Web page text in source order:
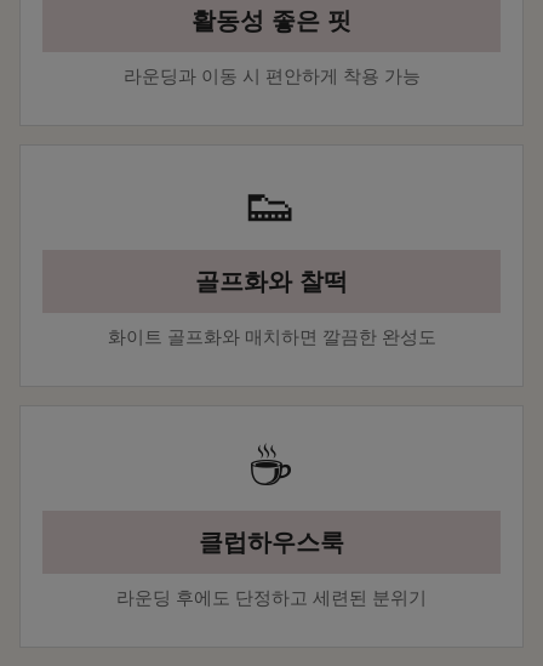
활동성 좋은 핏
라운딩과 이동 시 편안하게 착용 가능
👟
골프화와 찰떡
화이트 골프화와 매치하면 깔끔한 완성도
☕
클럽하우스룩
라운딩 후에도 단정하고 세련된 분위기